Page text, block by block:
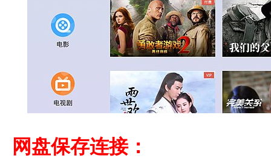
网盘保存连接：